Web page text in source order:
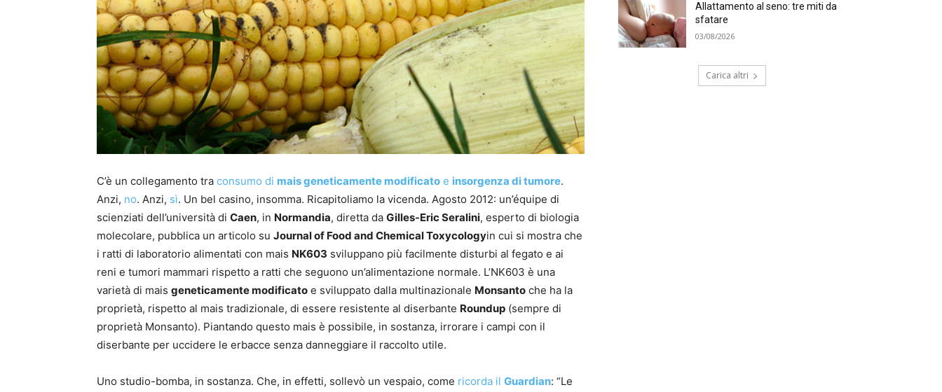
C’è un collegamento tra consumo di mais geneticamente modificato e insorgenza di tumore.
Anzi, no. Anzi, sì. Un bel casino, insomma. Ricapitoliamo la vicenda. Agosto 2012: un’équipe di
scienziati dell’università di Caen, in Normandia, diretta da Gilles-Eric Seralini, esperto di biologia
molecolare, pubblica un articolo su Journal of Food and Chemical Toxycologyin cui si mostra che
i ratti di laboratorio alimentati con mais NK603 sviluppano più facilmente disturbi al fegato e ai
reni e tumori mammari rispetto a ratti che seguono un’alimentazione normale. L’NK603 è una
varietà di mais geneticamente modificato e sviluppato dalla multinazionale Monsanto che ha la
proprietà, rispetto al mais tradizionale, di essere resistente al diserbante Roundup (sempre di
proprietà Monsanto). Piantando questo mais è possibile, in sostanza, irrorare i campi con il
diserbante per uccidere le erbacce senza danneggiare il raccolto utile.
Uno studio-bomba, in sostanza. Che, in effetti, sollevò un vespaio, come ricorda il Guardian: “Le
Allattamento al seno: tre miti da
sfatare
03/08/2026
Carica altri